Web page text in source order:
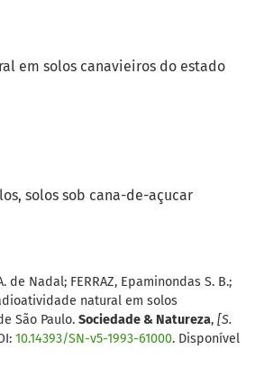
solos sob cana-de-açucar
de Nadal; FERRAZ, Epaminondas S. B.;
natural em solos
São Paulo. Sociedade & Natureza, [S.
10.14393/SN-v5-1993-61000. Disponível
em solos canavieiros do estado